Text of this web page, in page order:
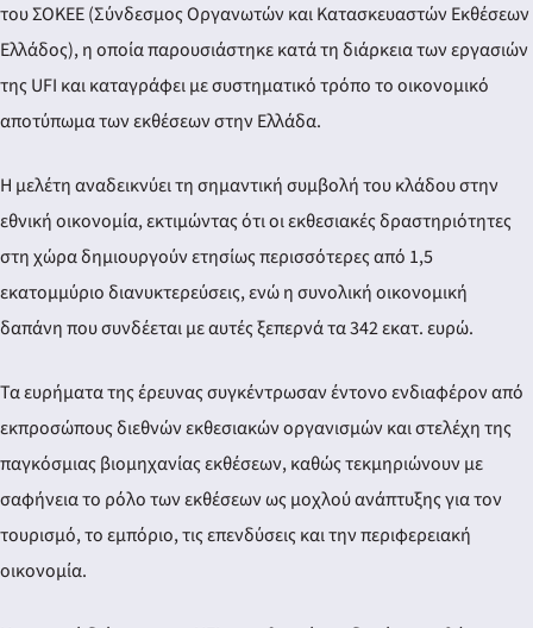
του ΣΟΚΕΕ (Σύνδεσμος Οργανωτών και Κατασκευαστών Εκθέσεων
Ελλάδος), η οποία παρουσιάστηκε κατά τη διάρκεια των εργασιών
της UFI και καταγράφει με συστηματικό τρόπο το οικονομικό
αποτύπωμα των εκθέσεων στην Ελλάδα.
Η μελέτη αναδεικνύει τη σημαντική συμβολή του κλάδου στην
εθνική οικονομία, εκτιμώντας ότι οι εκθεσιακές δραστηριότητες
στη χώρα δημιουργούν ετησίως περισσότερες από 1,5
εκατομμύριο διανυκτερεύσεις, ενώ η συνολική οικονομική
δαπάνη που συνδέεται με αυτές ξεπερνά τα 342 εκατ. ευρώ.
Τα ευρήματα της έρευνας συγκέντρωσαν έντονο ενδιαφέρον από
εκπροσώπους διεθνών εκθεσιακών οργανισμών και στελέχη της
παγκόσμιας βιομηχανίας εκθέσεων, καθώς τεκμηριώνουν με
σαφήνεια το ρόλο των εκθέσεων ως μοχλού ανάπτυξης για τον
τουρισμό, το εμπόριο, τις επενδύσεις και την περιφερειακή
οικονομία.